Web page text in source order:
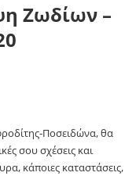
Ζωδίων –
Ποσειδώνα, θα
σου σχέσεις και
κάποιες καταστάσεις,